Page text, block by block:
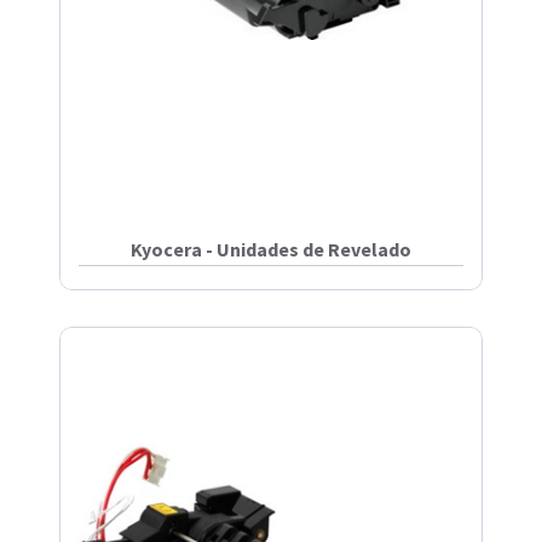
Kyocera - Unidades de Revelado